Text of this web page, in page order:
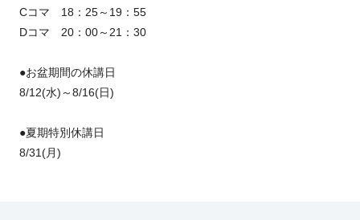
Cコマ 18：25～19：55
Dコマ 20：00～21：30
●お盆期間の休講日
8/12(水)～8/16(日)
●夏期特別休講日
8/31(月)